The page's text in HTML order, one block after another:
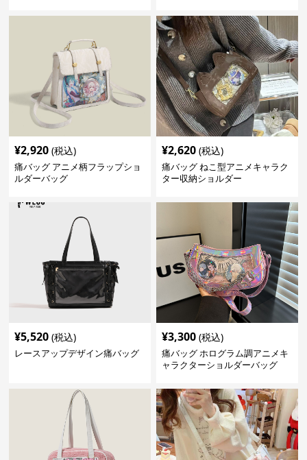
¥2,920 (税込)
痛バッグ アニメ柄フラップショ
ルダーバッグ
¥2,620 (税込)
痛バッグ ねこ型アニメキャラク
ター収納ショルダー
¥5,520 (税込)
レースアップデザイン痛バッグ
¥3,300 (税込)
痛バッグ ホログラム調アニメキ
ャラクターショルダーバッグ